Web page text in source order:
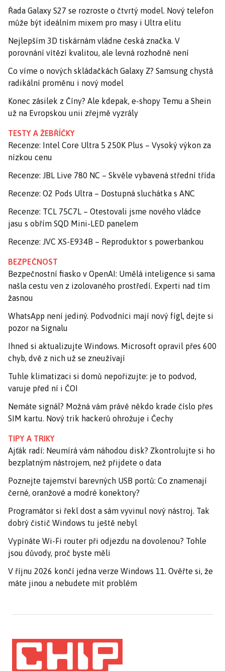
Řada Galaxy S27 se rozroste o čtvrtý model. Nový telefon
může být ideálním mixem pro masy i Ultra elitu
Nejlepším 3D tiskárnám vládne česká značka. V
porovnání vítězí kvalitou, ale levná rozhodně není
Co víme o nových skládačkách Galaxy Z? Samsung chystá
radikální proměnu i nový model
Konec zásilek z Číny? Ale kdepak, e-shopy Temu a Shein
už na Evropskou unii zřejmě vyzrály
TESTY A ŽEBŘÍČKY
Recenze: Intel Core Ultra 5 250K Plus – Vysoký výkon za
nízkou cenu
Recenze: JBL Live 780 NC – Skvěle vybavená střední třída
Recenze: O2 Pods Ultra – Dostupná sluchátka s ANC
Recenze: TCL 75C7L – Otestovali jsme nového vládce
jasu s obřím SQD Mini-LED panelem
Recenze: JVC XS-E934B – Reproduktor s powerbankou
BEZPEČNOST
Bezpečnostní fiasko v OpenAI: Umělá inteligence si sama
našla cestu ven z izolovaného prostředí. Experti nad tím
žasnou
WhatsApp není jediný. Podvodníci mají nový fígl, dejte si
pozor na Signalu
Ihned si aktualizujte Windows. Microsoft opravil přes 600
chyb, dvě z nich už se zneužívají
Tuhle klimatizaci si domů nepořizujte: je to podvod,
varuje před ní i ČOI
Nemáte signál? Možná vám právě někdo krade číslo přes
SIM kartu. Nový trik hackerů ohrožuje i Čechy
TIPY A TRIKY
Ajťák radí: Neumírá vám náhodou disk? Zkontrolujte si ho
bezplatným nástrojem, než přijdete o data
Poznejte tajemství barevných USB portů: Co znamenají
černé, oranžové a modré konektory?
Programátor si řekl dost a sám vyvinul nový nástroj. Tak
dobrý čistič Windows tu ještě nebyl
Vypínáte Wi-Fi router při odjezdu na dovolenou? Tohle
jsou důvody, proč byste měli
V říjnu 2026 končí jedna verze Windows 11. Ověřte si, že
máte jinou a nebudete mít problém